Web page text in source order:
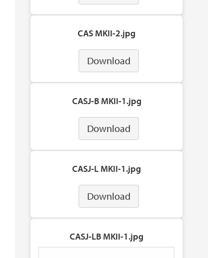
CAS MKII-2.jpg
Download
CASJ-B MKII-1.jpg
Download
CASJ-L MKII-1.jpg
Download
CASJ-LB MKII-1.jpg